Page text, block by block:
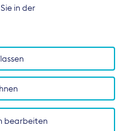
als
der
in der
bearbeiten